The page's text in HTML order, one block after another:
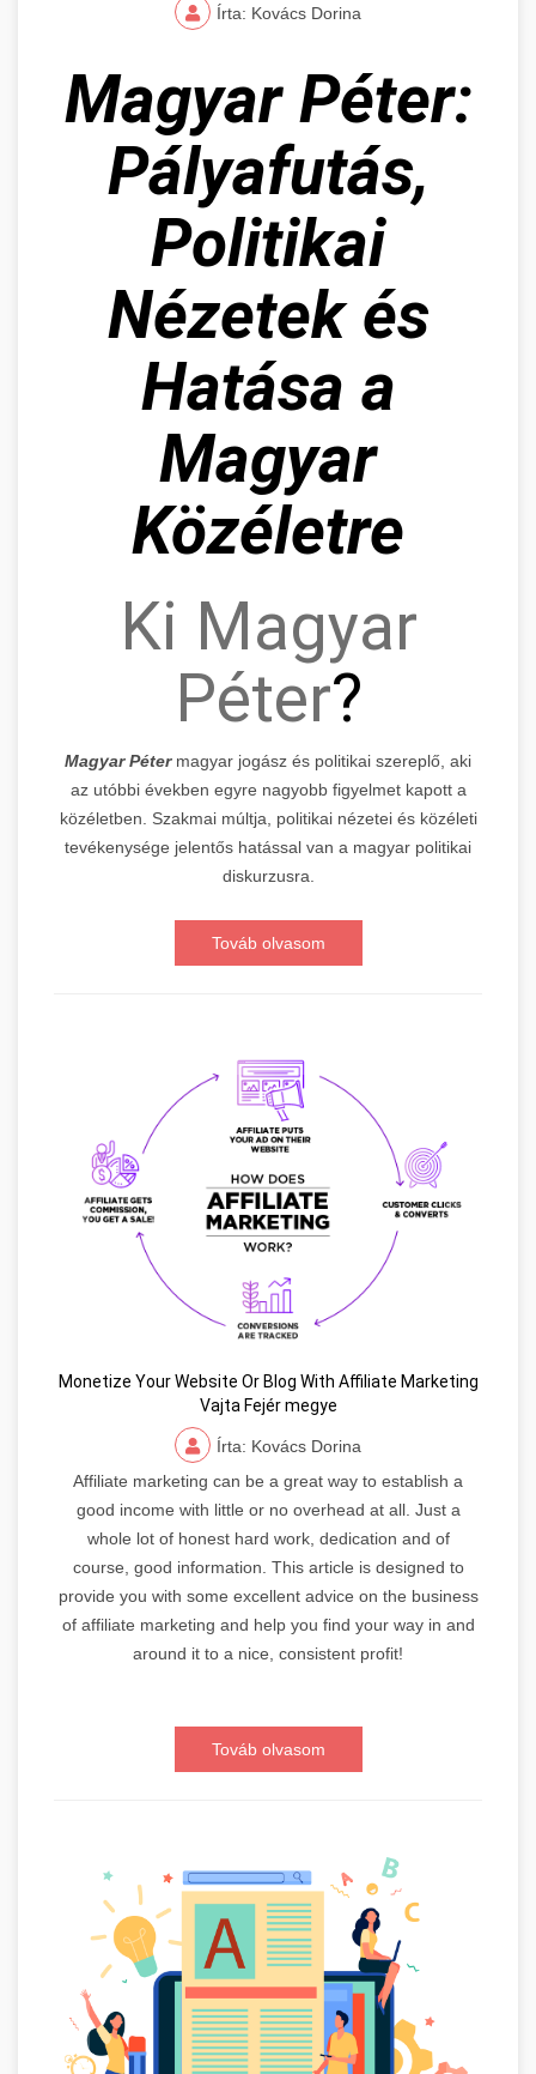
Írta: Kovács Dorina
Magyar Péter:
Pályafutás,
Politikai
Nézetek és
Hatása a
Magyar
Közéletre
Ki Magyar
Péter?
Magyar Pétermagyar jogász és politikai szereplő, aki
az utóbbi években egyre nagyobb figyelmet kapott a
közéletben. Szakmai múltja, politikai nézetei és közéleti
tevékenysége jelentős hatással van a magyar politikai
diskurzusra.
Továb olvasom
Monetize Your Website Or Blog With Affiliate Marketing
Vajta Fejér megye
Írta: Kovács Dorina
Affiliate marketing can be a great way to establish a
good income with little or no overhead at all. Just a
whole lot of honest hard work, dedication and of
course, good information. This article is designed to
provide you with some excellent advice on the business
of affiliate marketing and help you find your way in and
around it to a nice, consistent profit!
Továb olvasom